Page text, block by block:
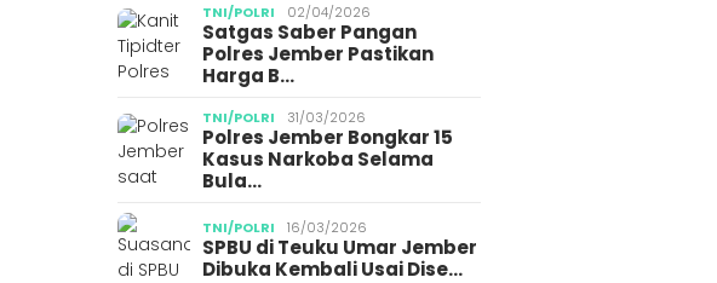
TNI/POLRI 02/04/2026
Satgas Saber Pangan
Polres Jember Pastikan
Harga B…
TNI/POLRI 31/03/2026
Polres Jember Bongkar 15
Kasus Narkoba Selama
Bula…
TNI/POLRI 16/03/2026
SPBU di Teuku Umar Jember
Dibuka Kembali Usai Dise…